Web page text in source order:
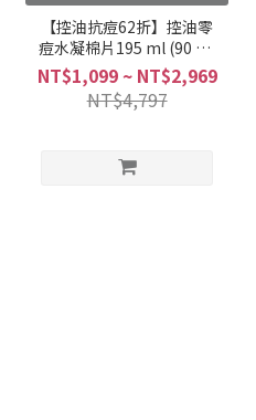
【控油抗痘62折】控油零
痘水凝棉片195 ml (90 片/
盒)
NT$1,099 ~ NT$2,969
NT$4,797